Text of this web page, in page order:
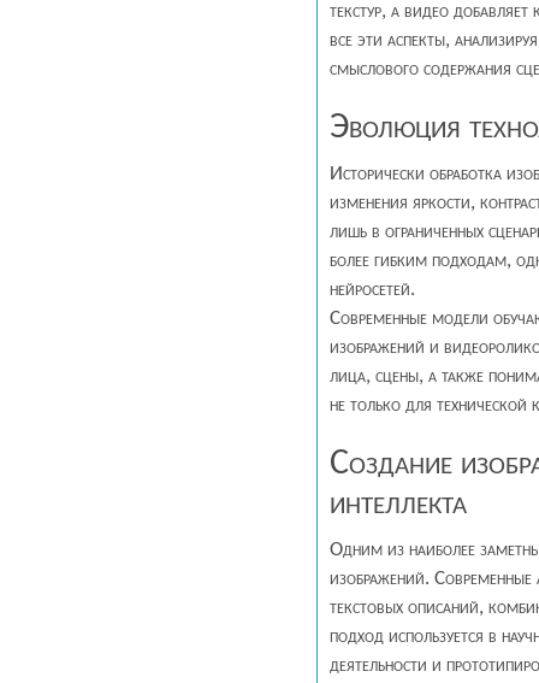
текстур, а видео
все эти аспекты,
смыслового содержания
Эволюция
Исторически обработка
изменения яркости,
лишь в ограниченных
более гибким подходам,
нейросетей.
Современные модели
изображений и
лица, сцены, а также
не только для технической
Создание
интеллекта
Одним из наиболее
изображений. Современные
текстовых описаний,
подход используется в
деятельности и